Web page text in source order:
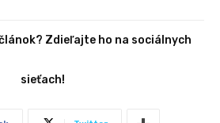
Zdieľajte ho na sociálnych
sieťach!